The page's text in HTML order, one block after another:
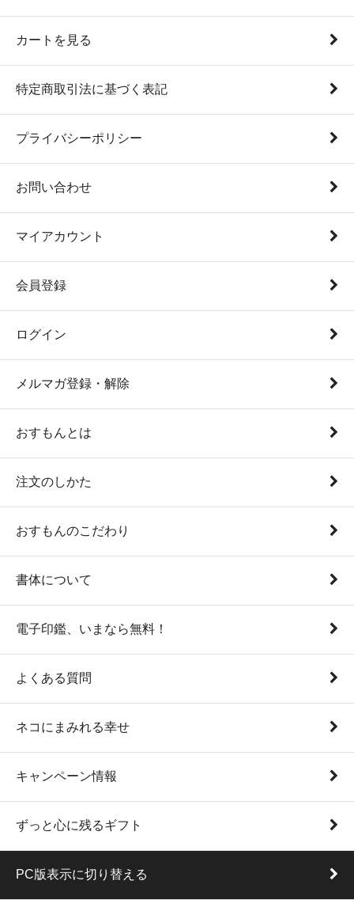
カートを見る
特定商取引法に基づく表記
プライバシーポリシー
お問い合わせ
マイアカウント
会員登録
ログイン
メルマガ登録・解除
おすもんとは
注文のしかた
おすもんのこだわり
書体について
電子印鑑、いまなら無料！
よくある質問
ネコにまみれる幸せ
キャンペーン情報
ずっと心に残るギフト
PC版表示に切り替える